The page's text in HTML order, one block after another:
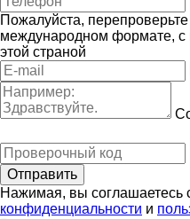
Пожалуйста,
международном формате, с
этой страной
Нажимая, вы соглашаетесь
конфиденциальности и